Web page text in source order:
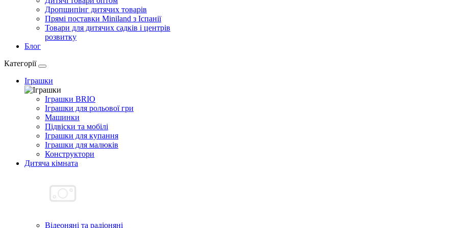
Дропшипінг дитячих товарів
Прямі поставки Miniland з Іспанії
Товари для дитячих садків і центрів
розвитку
Блог
Категорії
Іграшки
Іграшки BRIO
Іграшки для рольової гри
Машинки
Підвіски та мобілі
Іграшки для купання
Іграшки для малюків
Конструктори
Дитяча кімната
Відеоняні та радіоняні